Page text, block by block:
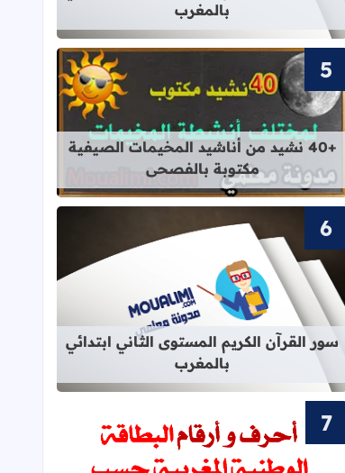
بالمغرب
قراءة المزيد عن +40 نشيد من أناشيد المخيمات الصيفية مكتوبة بالفصحى
+40 نشيد من أناشيد المخيمات الصيفية
مكتوبة بالفصحى
قراءة المزيد عن سور القرآن الكريم
سور القرآن الكريم المستوى الثاني ابتدائي
بالمغرب